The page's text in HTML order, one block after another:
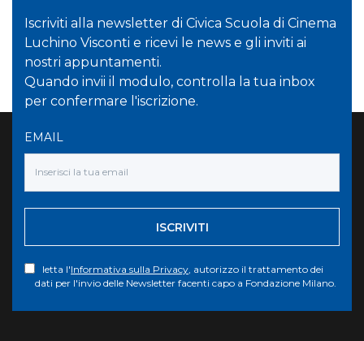
Iscriviti alla newsletter di Civica Scuola di Cinema
Luchino Visconti e ricevi le news e gli inviti ai
nostri appuntamenti.
Quando invii il modulo, controlla la tua inbox
per confermare l'iscrizione.
EMAIL
ISCRIVITI
letta l'Informativa sulla Privacy, autorizzo il trattamento dei
dati per l'invio delle Newsletter facenti capo a Fondazione Milano.